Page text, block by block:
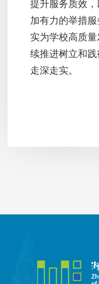
提升服务质效
加有力的举措
实为学校高质
续推进树立和
走深走实。